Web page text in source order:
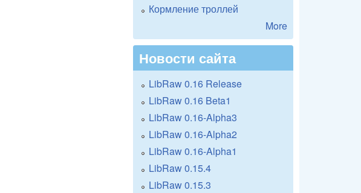
Кормление троллей
More
Новости сайта
LibRaw 0.16 Release
LibRaw 0.16 Beta1
LibRaw 0.16-Alpha3
LibRaw 0.16-Alpha2
LibRaw 0.16-Alpha1
LibRaw 0.15.4
LibRaw 0.15.3